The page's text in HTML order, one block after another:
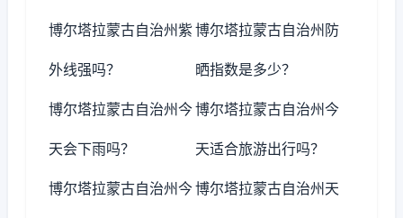
博尔塔拉蒙古自治州紫
外线强吗？
博尔塔拉蒙古自治州防
晒指数是多少？
博尔塔拉蒙古自治州今
天会下雨吗？
博尔塔拉蒙古自治州今
天适合旅游出行吗？
博尔塔拉蒙古自治州今博尔塔拉蒙古自治州天